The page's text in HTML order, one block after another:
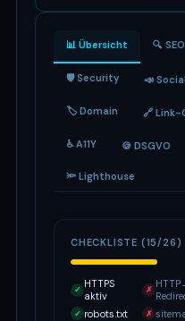
📊 Übersicht 🔍 SEO
🛡 Security 📣
🏷 Domain 🔗 Link-
♿ A11Y 🍪 DSGVO
🔦 Lighthouse
CHECKLISTE (15/26)
✓ HTTPS
aktiv
✗
✓ robots.txt ✗